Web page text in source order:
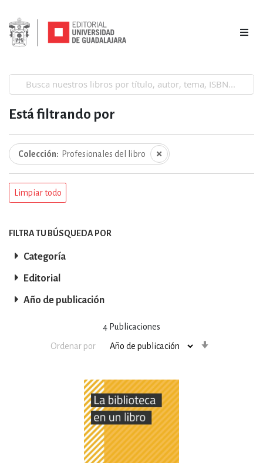
4 Publicaciones
Ordenar por
Está filtrando por
Colección Profesionales del libro
Limpiar todo
FILTRA TU BÚSQUEDA POR
Categoría
Editorial
Año de publicación